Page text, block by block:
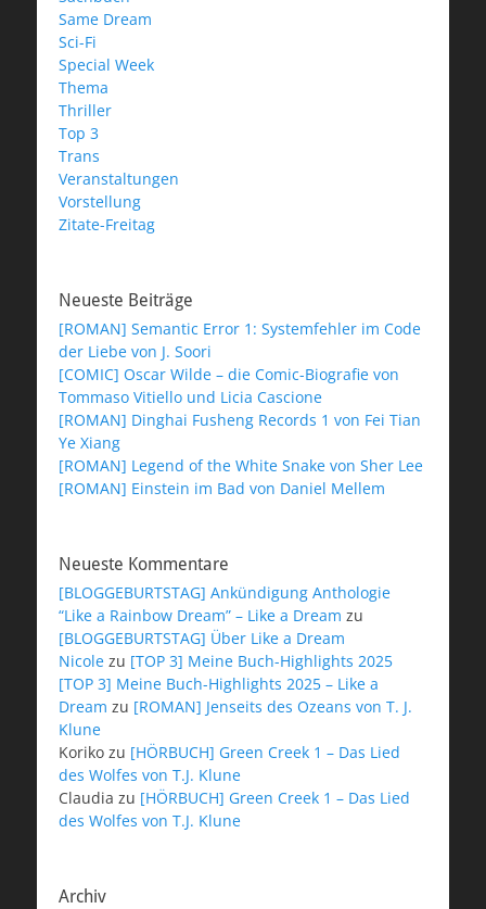
Same Dream
Sci-Fi
Special Week
Thema
Thriller
Top 3
Trans
Veranstaltungen
Vorstellung
Zitate-Freitag
Neueste Beiträge
[ROMAN] Semantic Error 1: Systemfehler im Code
der Liebe von J. Soori
[COMIC] Oscar Wilde – die Comic-Biografie von
Tommaso Vitiello und Licia Cascione
[ROMAN] Dinghai Fusheng Records 1 von Fei Tian
Ye Xiang
[ROMAN] Legend of the White Snake von Sher Lee
[ROMAN] Einstein im Bad von Daniel Mellem
Neueste Kommentare
[BLOGGEBURTSTAG] Ankündigung Anthologie
“Like a Rainbow Dream” – Like a Dream zu
[BLOGGEBURTSTAG] Über Like a Dream
Nicole zu [TOP 3] Meine Buch-Highlights 2025
[TOP 3] Meine Buch-Highlights 2025 – Like a
Dream zu [ROMAN] Jenseits des Ozeans von T. J.
Klune
Koriko zu [HÖRBUCH] Green Creek 1 – Das Lied
des Wolfes von T.J. Klune
Claudia zu [HÖRBUCH] Green Creek 1 – Das Lied
des Wolfes von T.J. Klune
Archiv